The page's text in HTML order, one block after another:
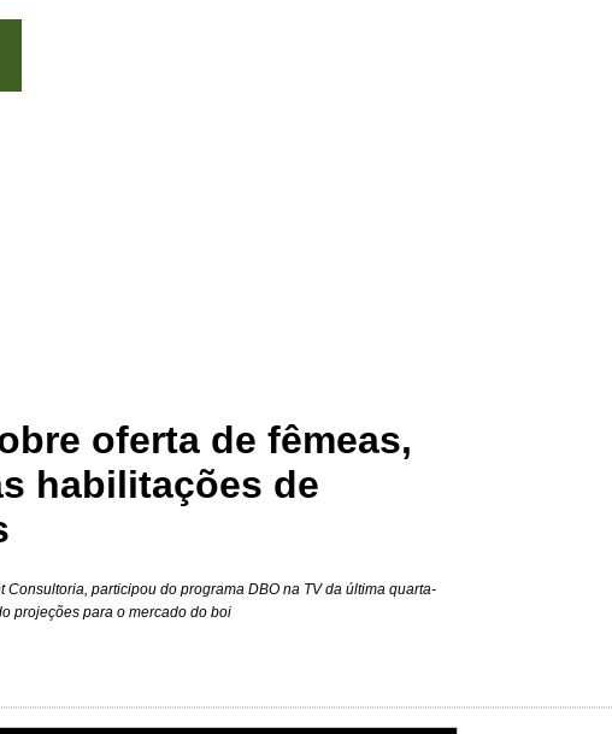
oferta de fêmeas,
habilitações de
participou do programa DBO na TV da última quarta-
projeções para o mercado do boi